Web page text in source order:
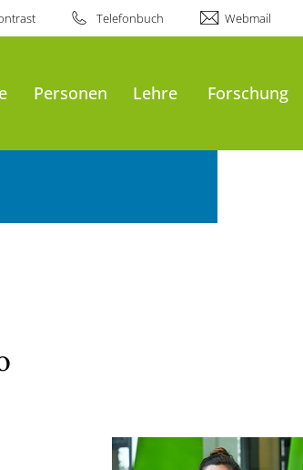
Telefonbuch Webmail
Personen Lehre Forschung